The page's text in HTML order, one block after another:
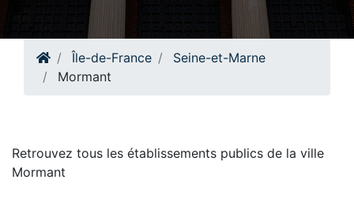
Île-de-France
Seine-et-Marne
Mormant
Retrouvez tous les établissements publics de la ville
Mormant